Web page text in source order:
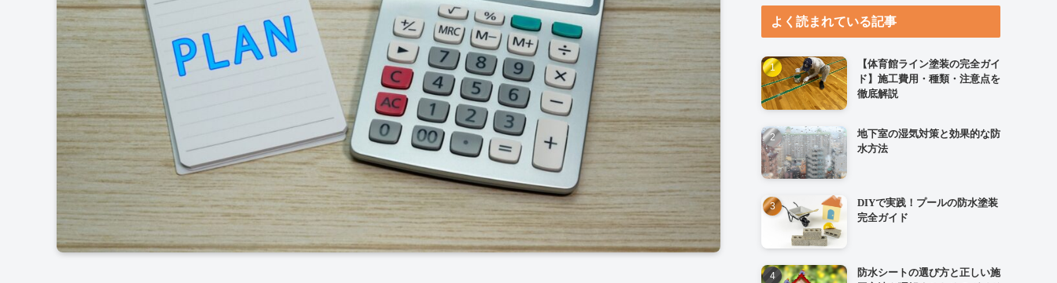
よく読まれている記事
【体育館ライン塗装の完全ガイ
ド】施工費用・種類・注意点を
徹底解説
地下室の湿気対策と効果的な防
水方法
DIYで実践！プールの防水塗装
完全ガイド
防水シートの選び方と正しい施